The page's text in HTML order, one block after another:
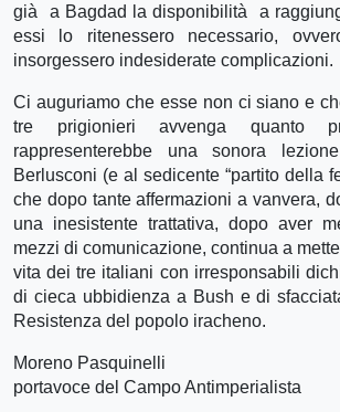
già a Bagdad la disponibilità a
essi lo ritenessero necessario,
insorgessero indesiderate complicazioni.
Ci auguriamo che esse non ci siano e
tre prigionieri avvenga quanto
rappresenterebbe una sonora
Berlusconi (e al sedicente “partito della
che dopo tante affermazioni a vanvera,
una inesistente trattativa, dopo aver
mezzi di comunicazione, continua a
vita dei tre italiani con irresponsabili
di cieca ubbidienza a Bush e di
Resistenza del popolo iracheno.
Moreno Pasquinelli
portavoce del Campo Antimperialista